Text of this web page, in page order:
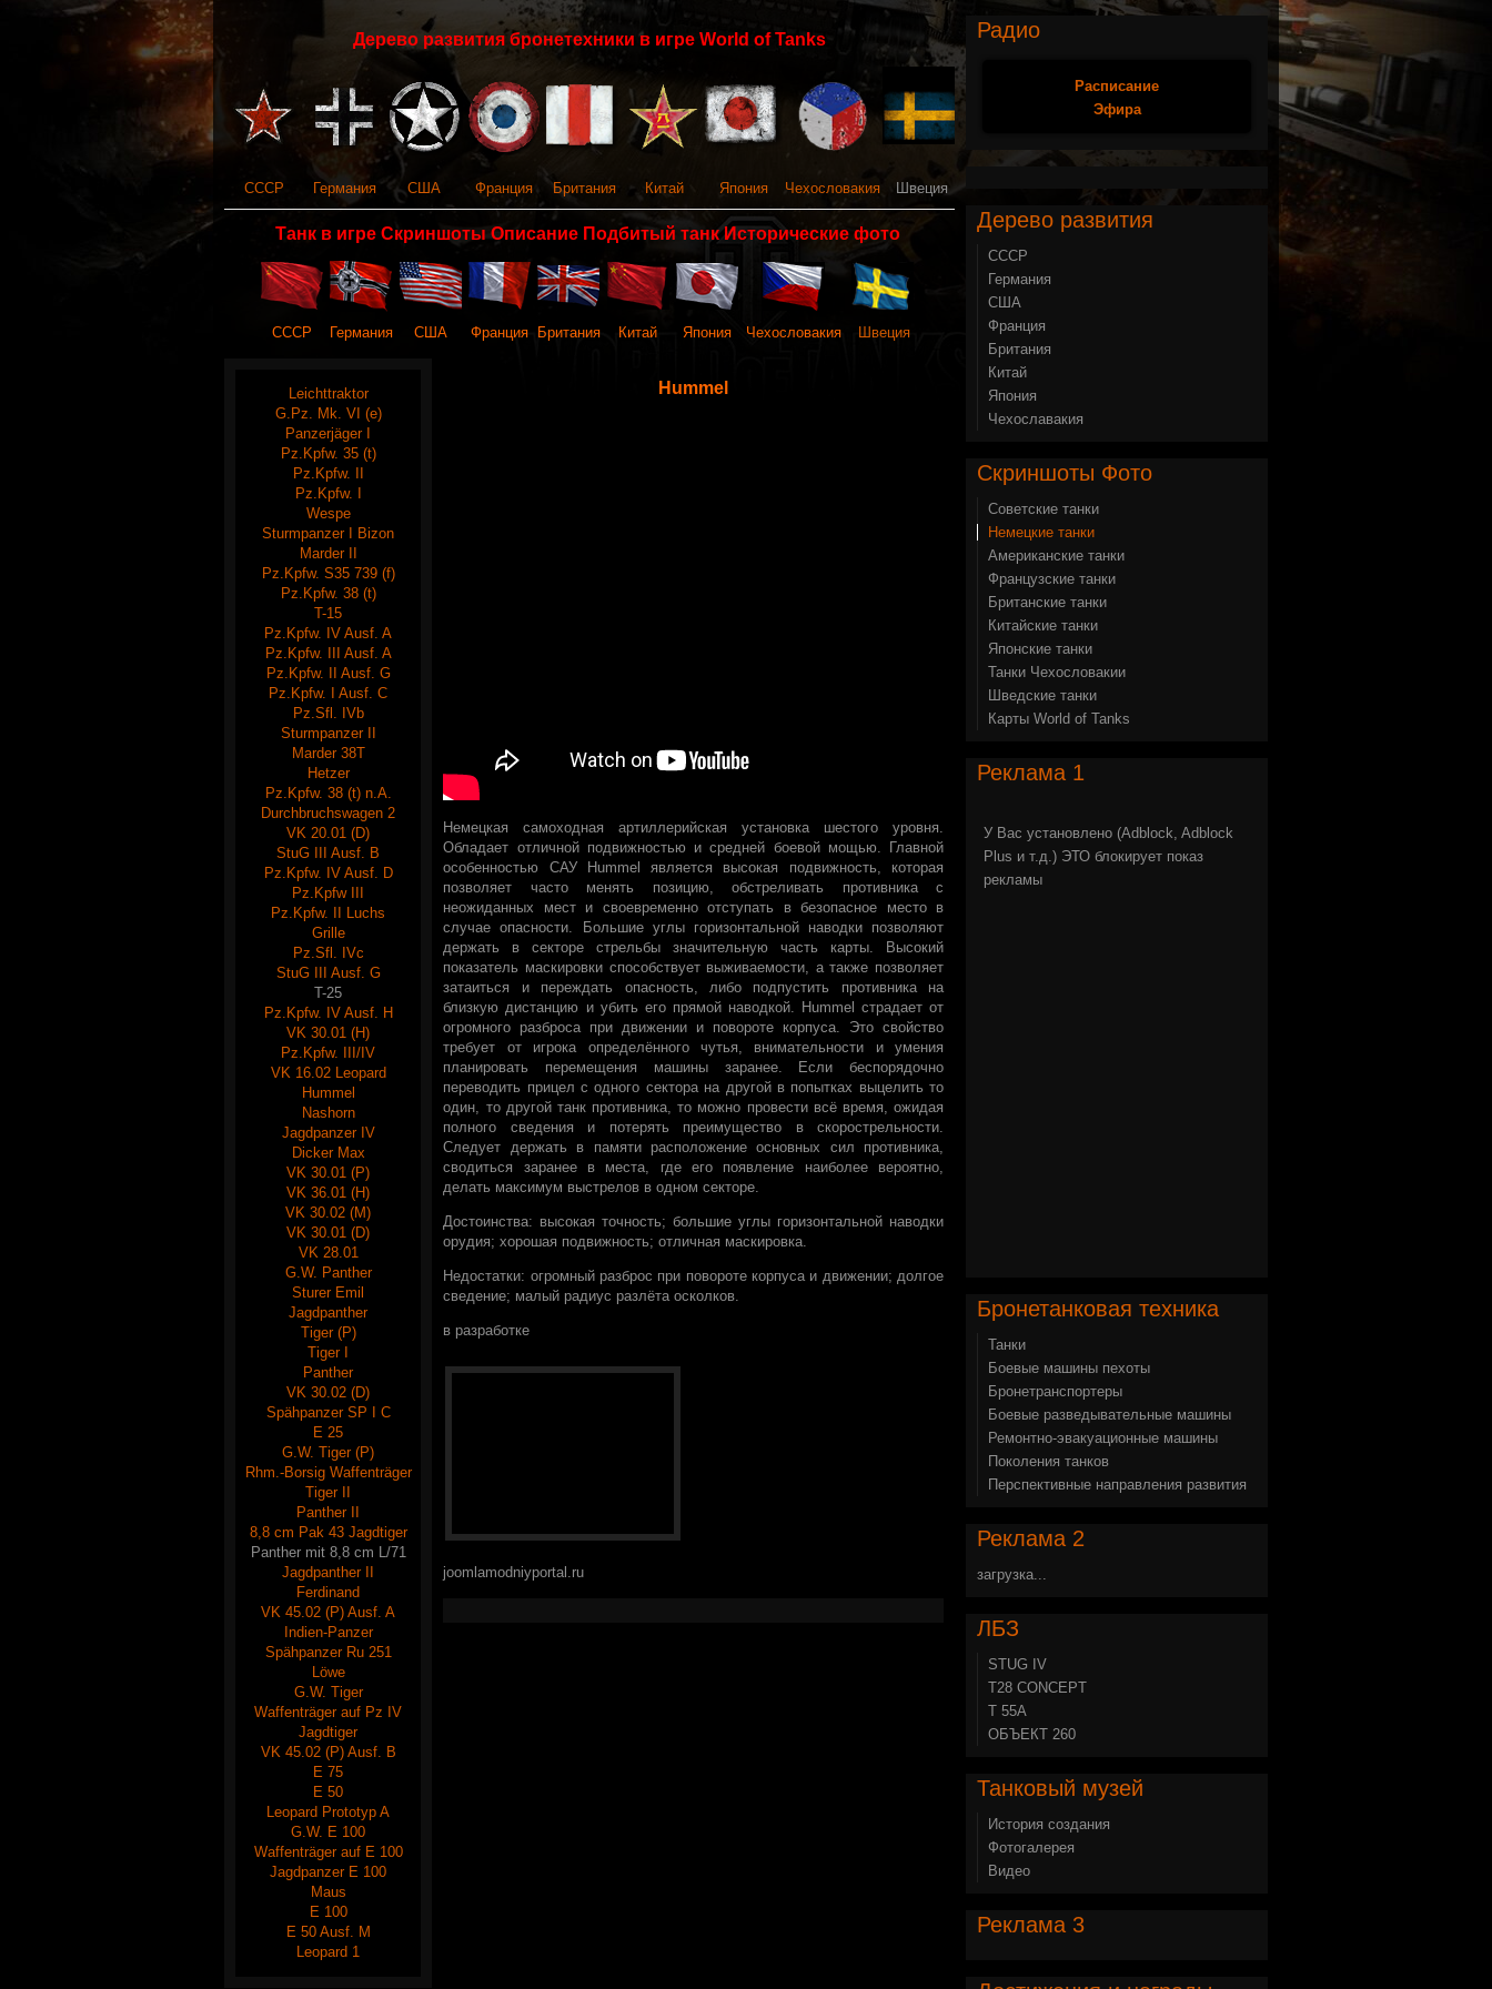
Дерево развития бронетехники в игре World of Tanks
СССР Германия США Франция Британия Китай Япония Чехословакия Швеция
Танк в игре Скриншоты Описание Подбитый танк Исторические фото
СССР Германия США Франция Британия Китай Япония Чехословакия Швеция
Leichttraktor
G.Pz. Mk. VI (e)
Panzerjäger I
Pz.Kpfw. 35 (t)
Pz.Kpfw. II
Pz.Kpfw. I
Wespe
Sturmpanzer I Bizon
Marder II
Pz.Kpfw. S35 739 (f)
Pz.Kpfw. 38 (t)
T-15
Pz.Kpfw. IV Ausf. A
Pz.Kpfw. III Ausf. A
Pz.Kpfw. II Ausf. G
Pz.Kpfw. I Ausf. C
Pz.Sfl. IVb
Sturmpanzer II
Marder 38T
Hetzer
Pz.Kpfw. 38 (t) n.A.
Durchbruchswagen 2
VK 20.01 (D)
StuG III Ausf. B
Pz.Kpfw. IV Ausf. D
Pz.Kpfw III
Pz.Kpfw. II Luchs
Grille
Pz.Sfl. IVc
StuG III Ausf. G
T-25
Pz.Kpfw. IV Ausf. H
VK 30.01 (H)
Pz.Kpfw. III/IV
VK 16.02 Leopard
Hummel
Nashorn
Jagdpanzer IV
Dicker Max
VK 30.01 (P)
VK 36.01 (H)
VK 30.02 (M)
VK 30.01 (D)
VK 28.01
G.W. Panther
Sturer Emil
Jagdpanther
Tiger (P)
Tiger I
Panther
VK 30.02 (D)
Spähpanzer SP I C
E 25
G.W. Tiger (P)
Rhm.-Borsig Waffenträger
Tiger II
Panther II
8,8 cm Pak 43 Jagdtiger
Panther mit 8,8 cm L/71
Jagdpanther II
Ferdinand
VK 45.02 (P) Ausf. A
Indien-Panzer
Spähpanzer Ru 251
Löwe
G.W. Tiger
Waffenträger auf Pz IV
Jagdtiger
VK 45.02 (P) Ausf. B
E 75
E 50
Leopard Prototyp A
G.W. E 100
Waffenträger auf E 100
Jagdpanzer E 100
Maus
E 100
E 50 Ausf. M
Leopard 1
Hummel
Немецкая самоходная артиллерийская установка шестого уровня.
Обладает отличной подвижностью и средней боевой мощью. Главной
особенностью САУ Hummel является высокая подвижность, которая
позволяет часто менять позицию, обстреливать противника с
неожиданных мест и своевременно отступать в безопасное место в
случае опасности. Большие углы горизонтальной наводки позволяют
держать в секторе стрельбы значительную часть карты. Высокий
показатель маскировки способствует выживаемости, а также позволяет
затаиться и переждать опасность, либо подпустить противника на
близкую дистанцию и убить его прямой наводкой. Hummel страдает от
огромного разброса при движении и повороте корпуса. Это свойство
требует от игрока определённого чутья, внимательности и умения
планировать перемещения машины заранее. Если беспорядочно
переводить прицел с одного сектора на другой в попытках выцелить то
один, то другой танк противника, то можно провести всё время, ожидая
полного сведения и потерять преимущество в скорострельности.
Следует держать в памяти расположение основных сил противника,
сводиться заранее в места, где его появление наиболее вероятно,
делать максимум выстрелов в одном секторе.
Достоинства: высокая точность; большие углы горизонтальной наводки
орудия; хорошая подвижность; отличная маскировка.
Недостатки: огромный разброс при повороте корпуса и движении; долгое
сведение; малый радиус разлёта осколков.
в разработке
joomlamodniyportal.ru
Радио
Расписание
Эфира
Дерево развития
СССР
Германия
США
Франция
Британия
Китай
Япония
Чехославакия
Скриншоты Фото
Советские танки
Немецкие танки
Американские танки
Французские танки
Британские танки
Китайские танки
Японские танки
Танки Чехословакии
Шведские танки
Карты World of Tanks
Реклама 1
У Вас установлено (Adblock, Adblock
Plus и т.д.) ЭТО блокирует показ
рекламы
Бронетанковая техника
Танки
Боевые машины пехоты
Бронетранспортеры
Боевые разведывательные машины
Ремонтно-эвакуационные машины
Поколения танков
Перспективные направления развития
Реклама 2
загрузка...
ЛБЗ
STUG IV
Т28 CONCEPT
Т 55А
ОБЪЕКТ 260
Танковый музей
История создания
Фотогалерея
Видео
Реклама 3